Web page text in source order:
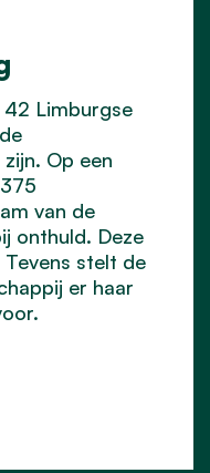
42 Limburgse
Op een
van de
onthuld. Deze
Tevens stelt de
er haar